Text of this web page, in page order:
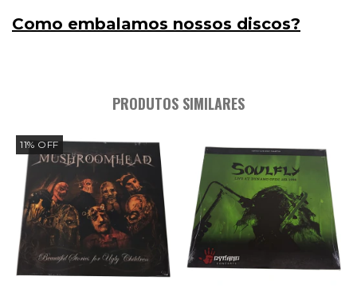
Como embalamos nossos discos?
PRODUTOS SIMILARES
11% OFF